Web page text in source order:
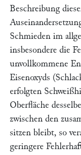
Beschreibung
Schmieden im
insbesondere die
unvollkommene
Eisenoxyds
erfolgten
Oberfläche
zwischen den
sitzen bleibt, so
geringere